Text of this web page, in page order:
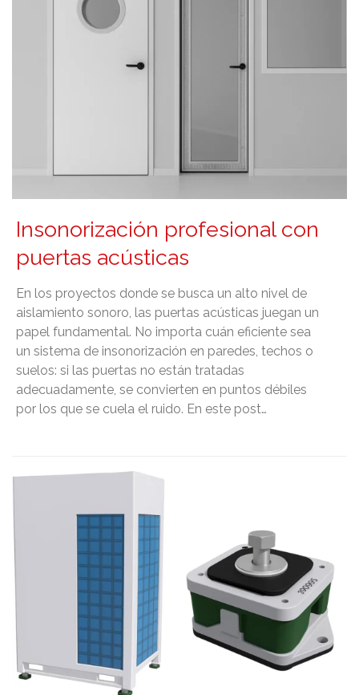
Insonorización profesional con
puertas acústicas
En los proyectos donde se busca un alto nivel de
aislamiento sonoro, las puertas acústicas juegan un
papel fundamental. No importa cuán eficiente sea
un sistema de insonorización en paredes, techos o
suelos: si las puertas no están tratadas
adecuadamente, se convierten en puntos débiles
por los que se cuela el ruido. En este post…